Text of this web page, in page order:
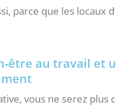
parce que les
être au travail et
vous ne serez